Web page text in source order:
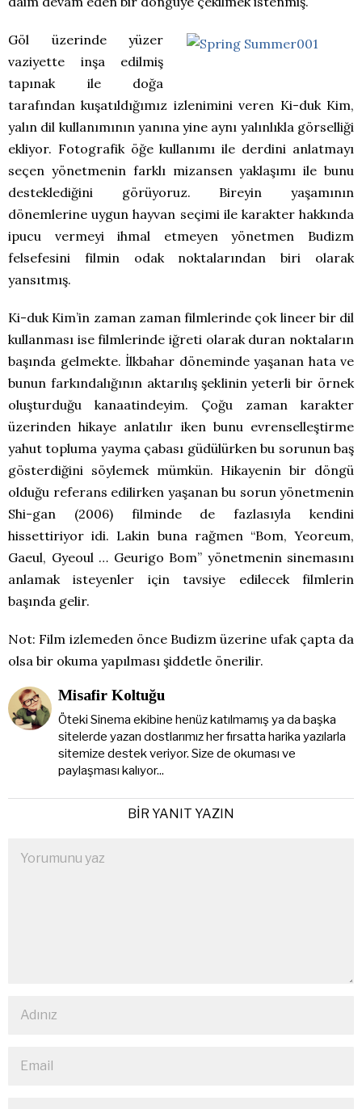
Göl üzerinde yüzer
vaziyette inşa edilmiş
tapınak ile doğa
tarafından kuşatıldığımız izlenimini veren Ki-duk Kim,
yalın dil kullanımının yanına yine aynı yalınlıkla görselliği
ekliyor. Fotografik öğe kullanımı ile derdini anlatmayı
seçen yönetmenin farklı mizansen yaklaşımı ile bunu
desteklediğini görüyoruz. Bireyin yaşamının
dönemlerine uygun hayvan seçimi ile karakter hakkında
ipucu vermeyi ihmal etmeyen yönetmen Budizm
felsefesini filmin odak noktalarından biri olarak
yansıtmış.
Ki-duk Kim’in zaman zaman filmlerinde çok lineer bir dil
kullanması ise filmlerinde iğreti olarak duran noktaların
başında gelmekte. İlkbahar döneminde yaşanan hata ve
bunun farkındalığının aktarılış şeklinin yeterli bir örnek
oluşturduğu kanaatindeyim. Çoğu zaman karakter
üzerinden hikaye anlatılır iken bunu evrenselleştirme
yahut topluma yayma çabası güdülürken bu sorunun baş
gösterdiğini söylemek mümkün. Hikayenin bir döngü
olduğu referans edilirken yaşanan bu sorun yönetmenin
Shi-gan (2006) filminde de fazlasıyla kendini
hissettiriyor idi. Lakin buna rağmen “Bom, Yeoreum,
Gaeul, Gyeoul … Geurigo Bom” yönetmenin sinemasını
anlamak isteyenler için tavsiye edilecek filmlerin
başında gelir.
Not: Film izlemeden önce Budizm üzerine ufak çapta da
olsa bir okuma yapılması şiddetle önerilir.
Misafir Koltuğu
Öteki Sinema ekibine henüz katılmamış ya da başka
sitelerde yazan dostlarımız her fırsatta harika yazılarla
sitemize destek veriyor. Size de okuması ve
paylaşması kalıyor...
BIR YANIT YAZIN